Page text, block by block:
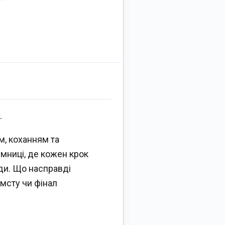
коханням та
де кожен крок
Що насправді
чи фінал